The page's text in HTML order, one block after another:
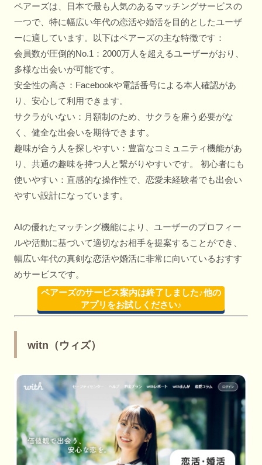
ペアーズは、日本で最も人気のあるマッチングサービスの
一つで、特に幅広い年代の恋活や婚活を目的としたユーザ
ーに適しています。以下はペアーズの主な特徴です：
会員数が圧倒的No.1：2000万人を超えるユーザーがおり、
多様な出会いが可能です。
安全性の高さ：Facebookや電話番号による本人確認があ
り、安心して利用できます。
サクラがいない：月額制のため、サクラを雇う必要がな
く、健全な出会いを期待できます。
趣味が合う人を探しやすい：豊富なコミュニティ機能があ
り、共通の趣味を持つ人と繋がりやすいです。 初心者にも
使いやすい：直感的な操作性で、恋愛未経験者でも出会い
やすい設計になっています。
AIの優れたマッチング機能により、ユーザーのプロフィー
ルや活動に基づいて適切なお相手を提案することができ、
幅広い年代の真剣な恋活や婚活に非常に向いているおすす
めサービスです。
ペアーズのサービス案内は終了しました♪他の
アプリをお試しください♪
witn（ウィズ）